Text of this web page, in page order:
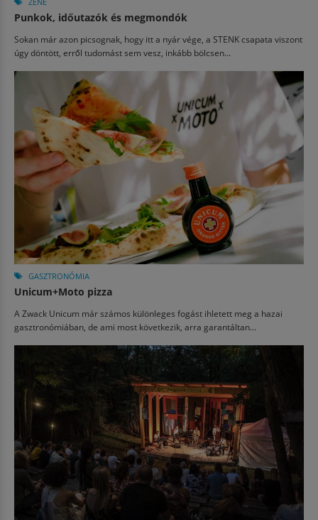
Punkok, időutazók és megmondók
Sokan már azon picsognak, hogy itt a nyár vége, a STENK csapata viszont
úgy döntött, erről tudomást sem vesz, inkább bölcsen...
GASZTRONÓMIA
Unicum+Moto pizza
A Zwack Unicum már számos különleges fogást ihletett meg a hazai
gasztronómiában, de ami most következik, arra garantáltan...